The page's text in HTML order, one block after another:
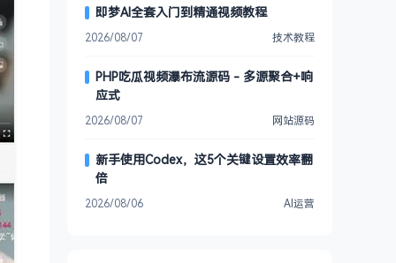
即梦AI全套入门到精通视频教程
2026/08/07 技术教程
PHP吃瓜视频瀑布流源码 - 多源聚合+响
应式
2026/08/07 网站源码
新手使用Codex，这5个关键设置效率翻
倍
2026/08/06 AI运营